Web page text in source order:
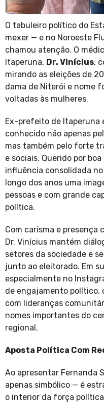
O tabuleiro político do
mexer — e no Noroeste
chamou atenção. O
Itaperuna, Dr. Vinícius,
mirando as eleições de
dama de Niterói e nome
voltadas às mulheres.
Ex-prefeito de Itaperuna
conhecido não apenas
mas também pelo forte
e sociais. Querido por
influência consolidada
longo dos anos uma
pessoas e com grande
política.
Com carisma e presença
Dr. Vinícius mantém
setores da sociedade e
junto ao eleitorado. Em
especialmente no
de engajamento
com lideranças
nomes importantes do
regional.
Aposta Política Com
Ao apresentar Fernanda
apenas simbólico — é
o interior da força